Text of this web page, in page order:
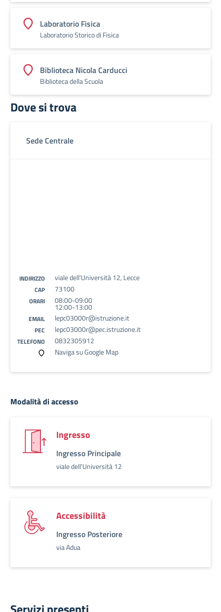
Laboratorio Fisica
Laboratorio Storico di Fisica
Biblioteca Nicola Carducci
Biblioteca della Scuola
Dove si trova
Sede Centrale
INDIRIZZO viale dell'Università 12, Lecce
CAP 73100
ORARI 08:00-09:00
12:00-13:00
EMAIL lepc03000r@istruzione.it
PEC lepc03000r@pec.istruzione.it
TELEFONO
0832305912
Naviga su Google Map
Modalità di accesso
Ingresso
Ingresso Principale
viale dell'Università 12
Accessibilità
Ingresso Posteriore
via Adua